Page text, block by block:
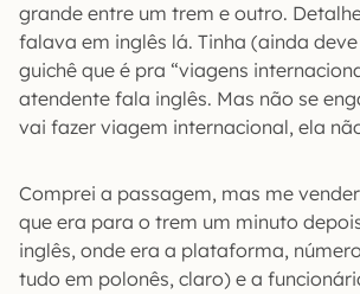
grande entre um trem e outro.
falava em inglês lá. Tinha (ainda
guichê que é pra “viagens
atendente fala inglês. Mas não se
vai fazer viagem internacional, ela
Comprei a passagem, mas me
que era para o trem um minuto
inglês, onde era a plataforma,
tudo em polonês, claro) e a